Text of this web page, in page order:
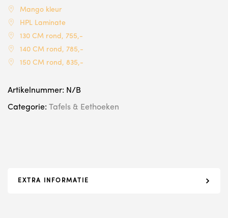
Mango kleur
HPL Laminate
130 CM rond, 755,-
140 CM rond, 785,-
150 CM rond, 835,-
Artikelnummer: N/B
Categorie: Tafels & Eethoeken
EXTRA INFORMATIE